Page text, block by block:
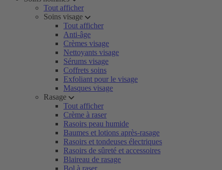
Tout afficher
Soins visage
Tout afficher
Anti-âge
Crèmes visage
Nettoyants visage
Sérums visage
Coffrets soins
Exfoliant pour le visage
Masques visage
Rasage
Tout afficher
Crème à raser
Rasoirs peau humide
Baumes et lotions après-rasage
Rasoirs et tondeuses électriques
Rasoirs de sûreté et accessoires
Blaireau de rasage
Bol à raser